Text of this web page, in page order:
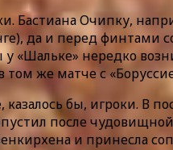
Бастиана Очипку,
да и перед финтами
«Шальке» нередко
же матче с
казалось бы, игроки.
после
и принесла